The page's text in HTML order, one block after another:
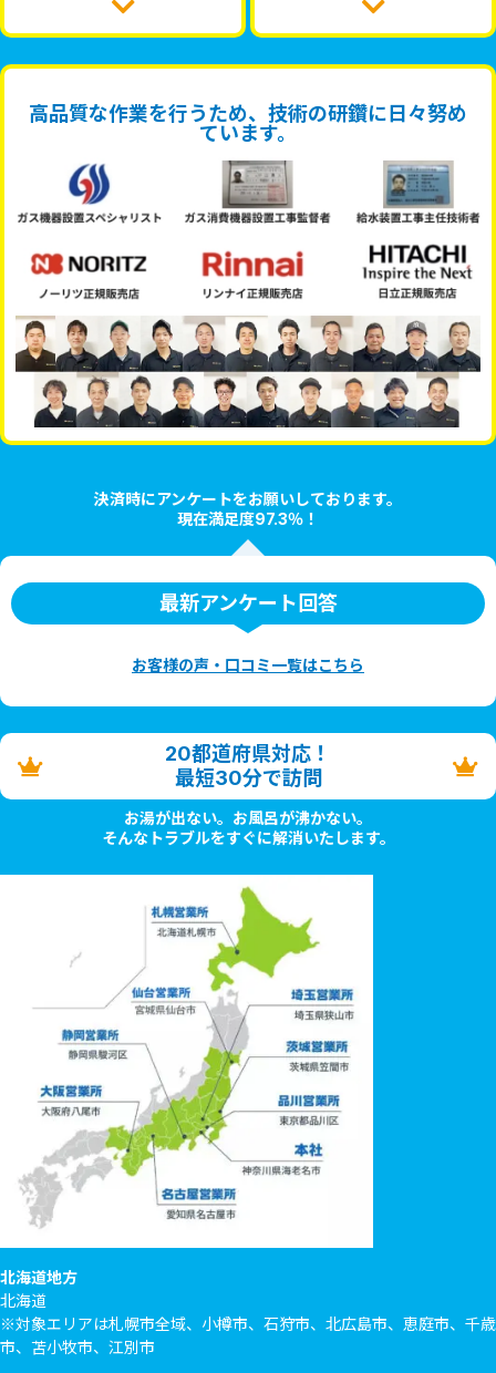
高品質な作業を行うため、技術の研鑽に日々努め
ています。
決済時にアンケートをお願いしております。
現在満足度97.3％！
最新アンケート回答
お客様の声・口コミ一覧はこちら
20都道府県対応！
最短30分で訪問
お湯が出ない。お風呂が沸かない。
そんなトラブルをすぐに解消いたします。
北海道地方
北海道
※対象エリアは札幌市全域、小樽市、石狩市、北広島市、恵庭市、千歳
市、苫小牧市、江別市